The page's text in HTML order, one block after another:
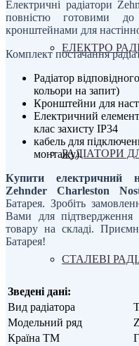
ЕЛЕКТРО
РАДІАТОРИ
СТАЛЕВІ
Електричні радіатори
повністю готовими
кронштейнами для
Комплект постачання
Радіатор
кольори на запит)
Кронштейни для
Електричний
клас захисту IP34
кабель для
монтажу).
Купити електричний
Zehnder Charleston
Батарея. Зробіть
Вами для підтвердження
товару на складі.
Батарея!
Зведені дані:
Вид радіатора
Модельний ряд
Країна ТМ